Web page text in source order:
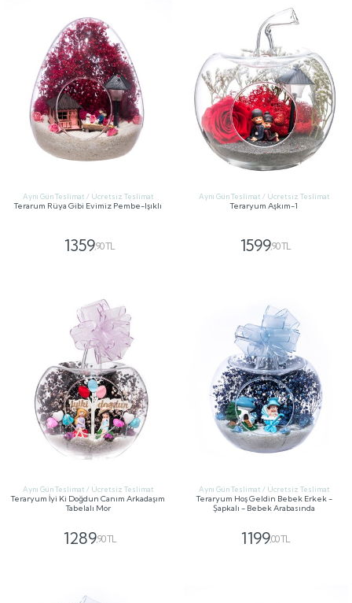
Aynı Gün Teslimat / Ücretsiz Teslimat
Terarum Rüya Gibi Evimiz Pembe-Işıklı
1359,90 TL
Aynı Gün Teslimat / Ücretsiz Teslimat
Teraryum Aşkım-1
1599,90 TL
Aynı Gün Teslimat / Ücretsiz Teslimat
Teraryum İyi Ki Doğdun Canım Arkadaşım
Tabelalı Mor
1289,90 TL
Aynı Gün Teslimat / Ücretsiz Teslimat
Teraryum Hoş Geldin Bebek Erkek -
Şapkalı - Bebek Arabasında
1199,00 TL